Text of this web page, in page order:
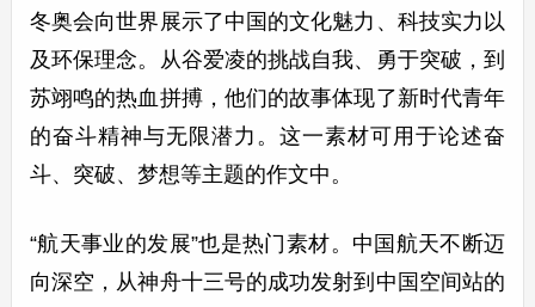
冬奥会向世界展示了中国的文化魅力、科技实力以
及环保理念。从谷爱凌的挑战自我、勇于突破，到
苏翊鸣的热血拼搏，他们的故事体现了新时代青年
的奋斗精神与无限潜力。这一素材可用于论述奋
斗、突破、梦想等主题的作文中。
“航天事业的发展”也是热门素材。中国航天不断迈
向深空，从神舟十三号的成功发射到中国空间站的